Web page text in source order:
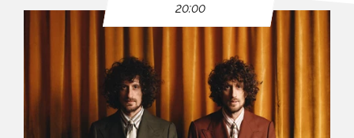
20:00